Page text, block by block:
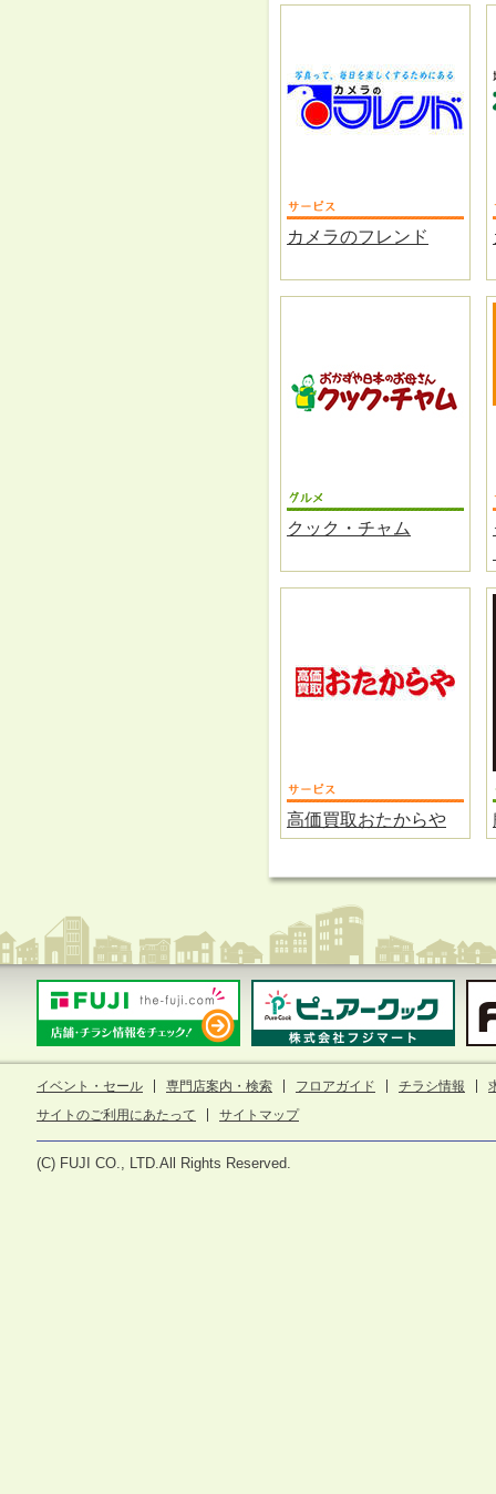
カメラのフレンド
クック・チャム
高価買取おたからや
イベント・セール 専門店案内・検索 フロアガイド チラシ情報
サイトのご利用にあたって
サイトマップ
(C) FUJI CO., LTD.All Rights Reserved.